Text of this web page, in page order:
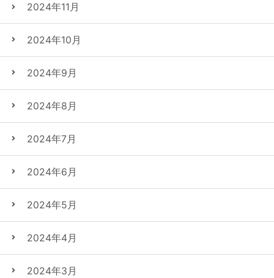
2024年11月
2024年10月
2024年9月
2024年8月
2024年7月
2024年6月
2024年5月
2024年4月
2024年3月